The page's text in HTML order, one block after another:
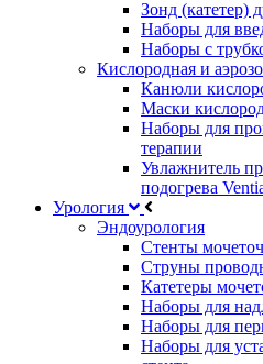
Зонд (катетер)
Наборы для
Наборы с
Кислородная и
Канюли
Маски
Наборы для
терапии
Увлажнитель
подогрева
Урология
Эндоурология
Стенты
Струны
Катетеры
Наборы для
Наборы для
Наборы для